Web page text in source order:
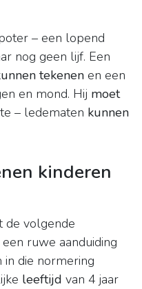
– een lopend
nog geen lijf. Een
tekenen en een
en mond. Hij moet
– ledematen kunnen
kinderen
de volgende
ruwe aanduiding
in die normering
leeftijd van 4 jaar